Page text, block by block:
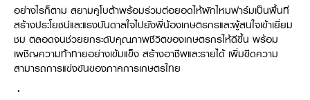
อย่างไรก็ตาม สยามคูโบต้าพร้อมร่วมต่อยอดให้ผักไหมฟาร์มเป็นพื้นที่
สร้างประโยชน์และแรงบันดาลใจไปยังพี่น้องเกษตรกรและผู้สนใจเข้าเยี่ยม
ชม ตลอดจนช่วยยกระดับคุณภาพชีวิตของเกษตรกรให้ดีขึ้น พร้อม
เผชิญความท้าทายอย่างเข้มแข็ง สร้างอาชีพและรายได้ เพิ่มขีดความ
สามารถการแข่งขันของภาคการเกษตรไทย
.